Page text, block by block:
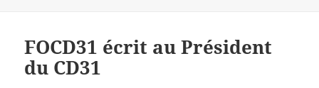
FOCD31 écrit au Président
du CD31